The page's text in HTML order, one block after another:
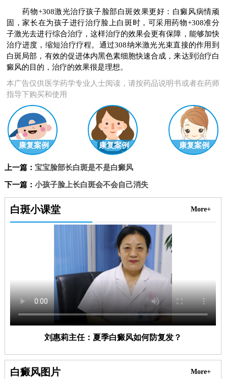
药物+308激光治疗孩子脸部白斑效果更好：白癜风病情顽
固，家长在为孩子进行治疗脸上白斑时，可采用药物+308准分
子激光去进行综合治疗，这样治疗的效果会更有保障，能够加快
治疗进度，缩短治疗疗程。通过308纳米激光光束直接的作用到
白斑局部，有效的促进体内黑色素细胞快速合成，来达到治疗白
癜风的目的，治疗的效果很是理想。
本广告仅供医学药学专业人士阅读，请按药品说明书或者在药师
指导下购买和使用
康复案例 康复案例 康复案例
上一篇： 宝宝脸部长白斑是不是白癜风
下一篇： 小孩子脸上长白斑会不会自己消失
白斑小课堂 More+
刘惠莉主任：夏季白癜风如何防复发？
白癜风图片 More+